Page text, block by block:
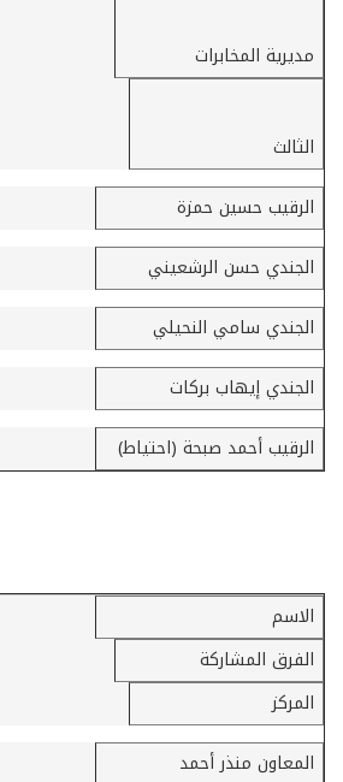
مديرية المخابرات
الثالث
الرقيب حسين حمزة
الجندي حسن الرشعيني
الجندي سامي النحيلي
الجندي إيهاب بركات
الرقيب أحمد صبحة (احتياط)
«أقوى حضيرة
الاسم
الفرق المشاركة
المركز
المعاون منذر أحمد